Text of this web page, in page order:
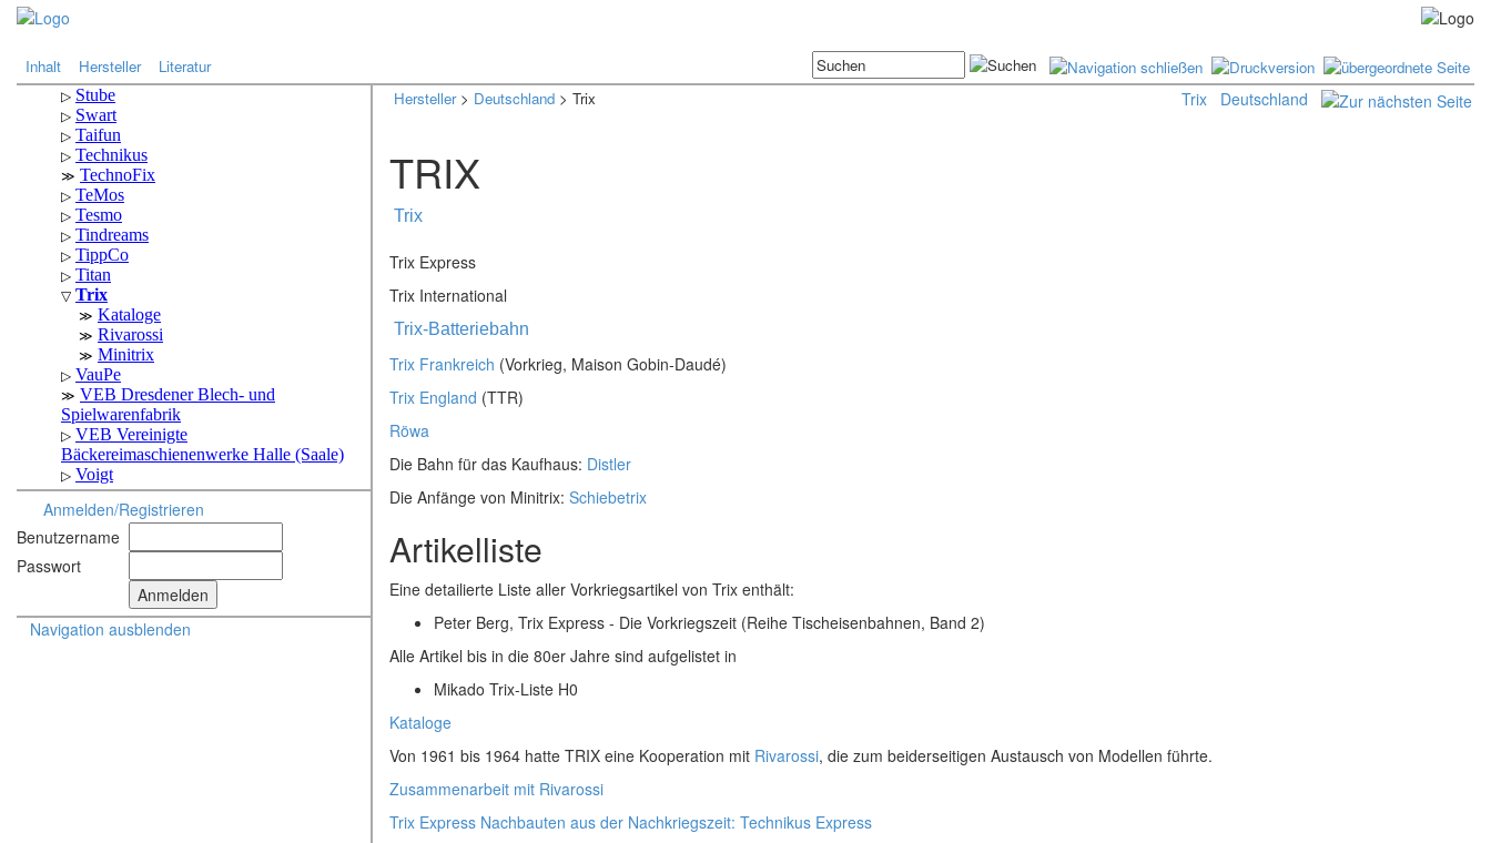
Inhalt Hersteller Literatur
Anmelden/Registrieren
Benutzername
Passwort
Navigation ausblenden
Hersteller> Deutschland > Trix Trix Deutschland
TRIX
Trix
Trix Express
Trix International
Trix-Batteriebahn
Trix Frankreich (Vorkrieg, Maison Gobin-Daudé)
Trix England (TTR)
Röwa
Die Bahn für das Kaufhaus: Distler
Die Anfänge von Minitrix: Schiebetrix
Artikelliste
Eine detailierte Liste aller Vorkriegsartikel von Trix enthält:
Peter Berg, Trix Express - Die Vorkriegszeit (Reihe Tischeisenbahnen, Band 2)
Alle Artikel bis in die 80er Jahre sind aufgelistet in
Mikado Trix-Liste H0
Kataloge
Von 1961 bis 1964 hatte TRIX eine Kooperation mit Rivarossi, die zum beiderseitigen Austausch von Modellen führte.
Zusammenarbeit mit Rivarossi
Trix Express Nachbauten aus der Nachkriegszeit: Technikus Express